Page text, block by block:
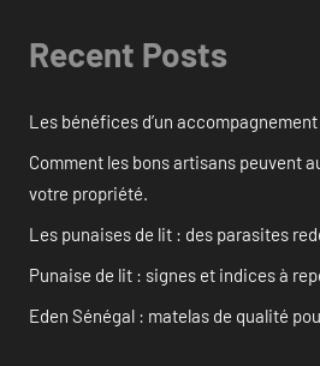
Recent Posts
Les bénéfices d’un
Comment les bons artisans peuvent
votre propriété.
Les punaises de lit : des parasites
Punaise de lit : signes et indices à
Eden Sénégal : matelas de qualité